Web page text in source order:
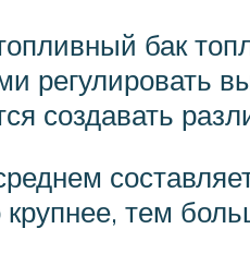
бак
создавать
тем